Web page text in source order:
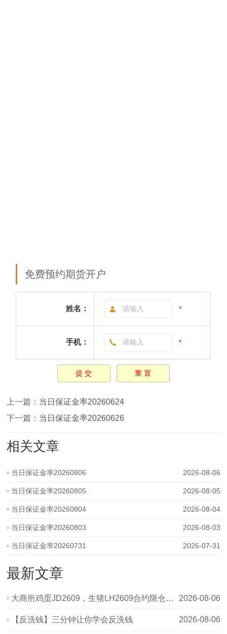
免费预约期货开户
姓名： *
手机： *
上一篇： 当日保证金率20260624
下一篇： 当日保证金率20260626
相关文章
当日保证金率20260806 2026-08-06
当日保证金率20260805 2026-08-05
当日保证金率20260804 2026-08-04
当日保证金率20260803 2026-08-03
当日保证金率20260731 2026-07-31
最新文章
大商所鸡蛋JD2609，生猪LH2609合约限仓提示 2026-08-06
【反洗钱】三分钟让你学会反洗钱 2026-08-06